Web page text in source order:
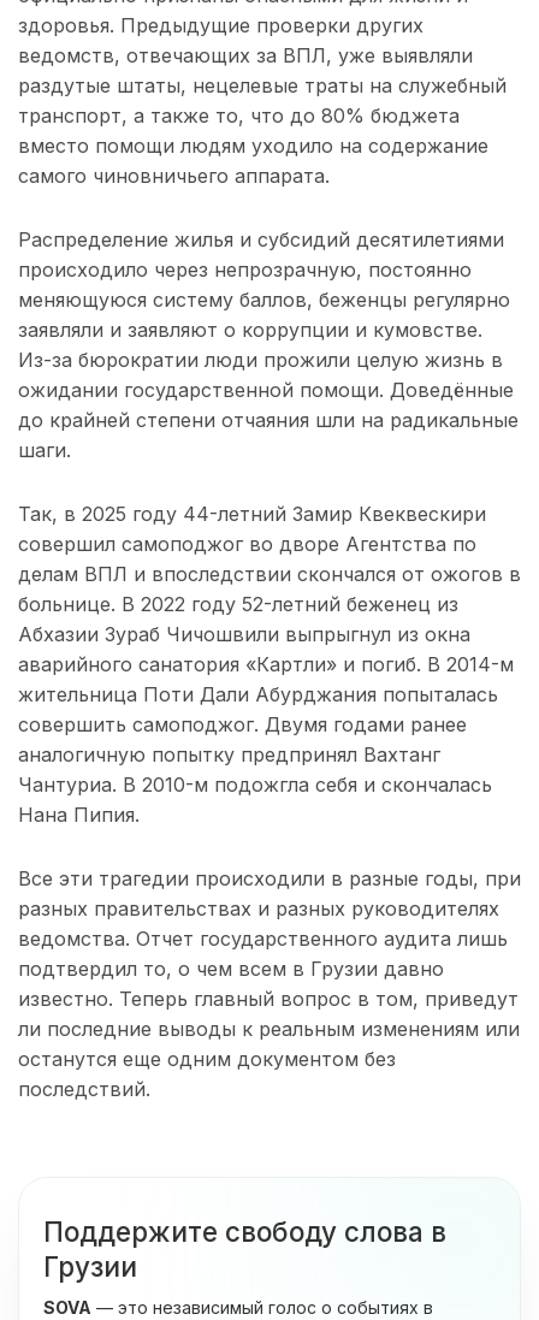
здоровья. Предыдущие проверки других
ведомств, отвечающих за ВПЛ, уже выявляли
раздутые штаты, нецелевые траты на служебный
транспорт, а также то, что до 80% бюджета
вместо помощи людям уходило на содержание
самого чиновничьего аппарата.
Распределение жилья и субсидий десятилетиями
происходило через непрозрачную, постоянно
меняющуюся систему баллов, беженцы регулярно
заявляли и заявляют о коррупции и кумовстве.
Из-за бюрократии люди прожили целую жизнь в
ожидании государственной помощи. Доведённые
до крайней степени отчаяния шли на радикальные
шаги.
Так, в 2025 году 44-летний Замир Квеквескири
совершил самоподжог во дворе Агентства по
делам ВПЛ и впоследствии скончался от ожогов в
больнице. В 2022 году 52-летний беженец из
Абхазии Зураб Чичошвили выпрыгнул из окна
аварийного санатория «Картли» и погиб. В 2014-м
жительница Поти Дали Абурджания попыталась
совершить самоподжог. Двумя годами ранее
аналогичную попытку предпринял Вахтанг
Чантуриа. В 2010-м подожгла себя и скончалась
Нана Пипия.
Все эти трагедии происходили в разные годы, при
разных правительствах и разных руководителях
ведомства. Отчет государственного аудита лишь
подтвердил то, о чем всем в Грузии давно
известно. Теперь главный вопрос в том, приведут
ли последние выводы к реальным изменениям или
останутся еще одним документом без
последствий.
Поддержите свободу слова в
Грузии
SOVA — это независимый голос о событиях в